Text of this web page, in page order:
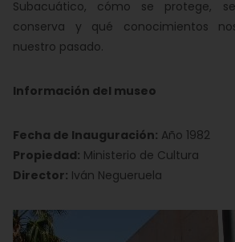
Subacuático, cómo se protege,
conserva y qué conocimientos
nuestro pasado.
Información del museo
Fecha de Inauguración: Año 1982
Propiedad: Ministerio de Cultura
Director: Iván Negueruela